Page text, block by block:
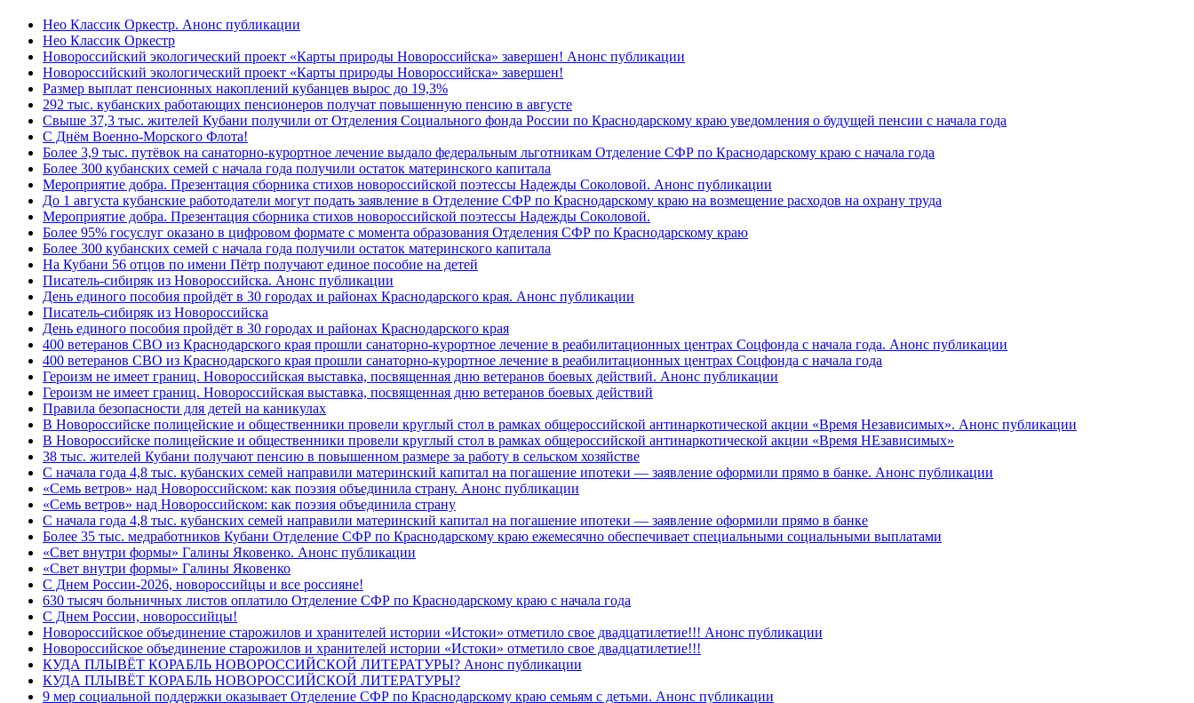
Нео Классик Оркестр. Анонс публикации
Нео Классик Оркестр
Новороссийский экологический проект «Карты природы Новороссийска» завершен! Анонс публикации
Новороссийский экологический проект «Карты природы Новороссийска» завершен!
Размер выплат пенсионных накоплений кубанцев вырос до 19,3%
292 тыс. кубанских работающих пенсионеров получат повышенную пенсию в августе
Свыше 37,3 тыс. жителей Кубани получили от Отделения Социального фонда России по Краснодарскому краю уведомления о будущей пенсии с начала года
C Днём Военно-Морского Флота!
Более 3,9 тыс. путёвок на санаторно-курортное лечение выдало федеральным льготникам Отделение СФР по Краснодарскому краю с начала года
Более 300 кубанских семей с начала года получили остаток материнского капитала
Мероприятие добра. Презентация сборника стихов новороссийской поэтессы Надежды Соколовой. Анонс публикации
До 1 августа кубанские работодатели могут подать заявление в Отделение СФР по Краснодарскому краю на возмещение расходов на охрану труда
Мероприятие добра. Презентация сборника стихов новороссийской поэтессы Надежды Соколовой.
Более 95% госуслуг оказано в цифровом формате с момента образования Отделения СФР по Краснодарскому краю
Более 300 кубанских семей с начала года получили остаток материнского капитала
На Кубани 56 отцов по имени Пётр получают единое пособие на детей
Писатель-сибиряк из Новороссийска. Анонс публикации
День единого пособия пройдёт в 30 городах и районах Краснодарского края. Анонс публикации
Писатель-сибиряк из Новороссийска
День единого пособия пройдёт в 30 городах и районах Краснодарского края
400 ветеранов СВО из Краснодарского края прошли санаторно-курортное лечение в реабилитационных центрах Соцфонда с начала года. Анонс публикации
400 ветеранов СВО из Краснодарского края прошли санаторно-курортное лечение в реабилитационных центрах Соцфонда с начала года
Героизм не имеет границ. Новороссийская выставка, посвященная дню ветеранов боевых действий. Анонс публикации
Героизм не имеет границ. Новороссийская выставка, посвященная дню ветеранов боевых действий
Правила безопасности для детей на каникулах
В Новороссийске полицейские и общественники провели круглый стол в рамках общероссийской антинаркотической акции «Время Независимых». Анонс публикации
В Новороссийске полицейские и общественники провели круглый стол в рамках общероссийской антинаркотической акции «Время НЕзависимых»
38 тыс. жителей Кубани получают пенсию в повышенном размере за работу в сельском хозяйстве
С начала года 4,8 тыс. кубанских семей направили материнский капитал на погашение ипотеки — заявление оформили прямо в банке. Анонс публикации
«Семь ветров» над Новороссийском: как поэзия объединила страну. Анонс публикации
«Семь ветров» над Новороссийском: как поэзия объединила страну
С начала года 4,8 тыс. кубанских семей направили материнский капитал на погашение ипотеки — заявление оформили прямо в банке
Более 35 тыс. медработников Кубани Отделение СФР по Краснодарскому краю ежемесячно обеспечивает специальными социальными выплатами
«Свет внутри формы» Галины Яковенко. Анонс публикации
«Свет внутри формы» Галины Яковенко
C Днем России-2026, новороссийцы и все россияне!
630 тысяч больничных листов оплатило Отделение СФР по Краснодарскому краю с начала года
C Днем России, новороссийцы!
Новороссийское объединение старожилов и хранителей истории «Истоки» отметило свое двадцатилетие!!! Анонс публикации
Новороссийское объединение старожилов и хранителей истории «Истоки» отметило свое двадцатилетие!!!
КУДА ПЛЫВЁТ КОРАБЛЬ НОВОРОССИЙСКОЙ ЛИТЕРАТУРЫ? Анонс публикации
КУДА ПЛЫВЁТ КОРАБЛЬ НОВОРОССИЙСКОЙ ЛИТЕРАТУРЫ?
9 мер социальной поддержки оказывает Отделение СФР по Краснодарскому краю семьям с детьми. Анонс публикации